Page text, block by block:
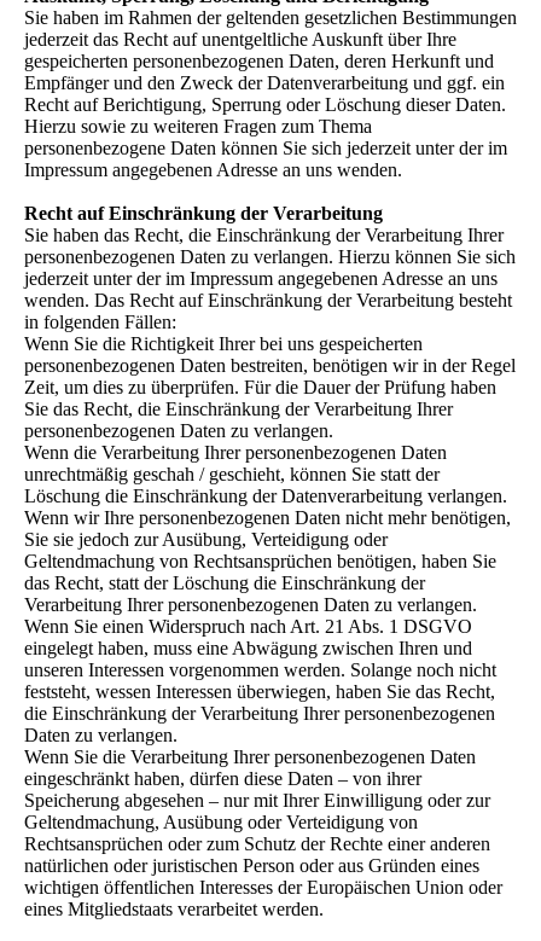
Sie haben im Rahmen der geltenden gesetzlichen Bestimmungen
jederzeit das Recht auf unentgeltliche Auskunft über Ihre
gespeicherten personenbezogenen Daten, deren Herkunft und
Empfänger und den Zweck der Datenverarbeitung und ggf. ein
Recht auf Berichtigung, Sperrung oder Löschung dieser Daten.
Hierzu sowie zu weiteren Fragen zum Thema
personenbezogene Daten können Sie sich jederzeit unter der im
Impressum angegebenen Adresse an uns wenden.
Recht auf Einschränkung der Verarbeitung
Sie haben das Recht, die Einschränkung der Verarbeitung Ihrer
personenbezogenen Daten zu verlangen. Hierzu können Sie sich
jederzeit unter der im Impressum angegebenen Adresse an uns
wenden. Das Recht auf Einschränkung der Verarbeitung besteht
in folgenden Fällen:
Wenn Sie die Richtigkeit Ihrer bei uns gespeicherten
personenbezogenen Daten bestreiten, benötigen wir in der Regel
Zeit, um dies zu überprüfen. Für die Dauer der Prüfung haben
Sie das Recht, die Einschränkung der Verarbeitung Ihrer
personenbezogenen Daten zu verlangen.
Wenn die Verarbeitung Ihrer personenbezogenen Daten
unrechtmäßig geschah / geschieht, können Sie statt der
Löschung die Einschränkung der Datenverarbeitung verlangen.
Wenn wir Ihre personenbezogenen Daten nicht mehr benötigen,
Sie sie jedoch zur Ausübung, Verteidigung oder
Geltendmachung von Rechtsansprüchen benötigen, haben Sie
das Recht, statt der Löschung die Einschränkung der
Verarbeitung Ihrer personenbezogenen Daten zu verlangen.
Wenn Sie einen Widerspruch nach Art. 21 Abs. 1 DSGVO
eingelegt haben, muss eine Abwägung zwischen Ihren und
unseren Interessen vorgenommen werden. Solange noch nicht
feststeht, wessen Interessen überwiegen, haben Sie das Recht,
die Einschränkung der Verarbeitung Ihrer personenbezogenen
Daten zu verlangen.
Wenn Sie die Verarbeitung Ihrer personenbezogenen Daten
eingeschränkt haben, dürfen diese Daten – von ihrer
Speicherung abgesehen – nur mit Ihrer Einwilligung oder zur
Geltendmachung, Ausübung oder Verteidigung von
Rechtsansprüchen oder zum Schutz der Rechte einer anderen
natürlichen oder juristischen Person oder aus Gründen eines
wichtigen öffentlichen Interesses der Europäischen Union oder
eines Mitgliedstaats verarbeitet werden.